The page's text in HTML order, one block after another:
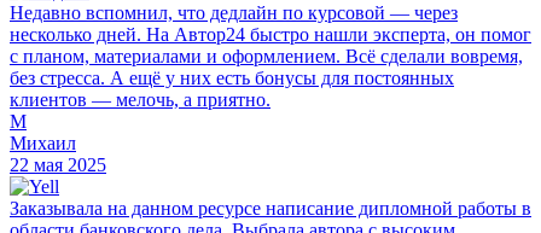
Недавно вспомнил, что дедлайн по курсовой — через
несколько дней. На Автор24 быстро нашли эксперта, он помог
с планом, материалами и оформлением. Всё сделали вовремя,
без стресса. А ещё у них есть бонусы для постоянных
клиентов — мелочь, а приятно.
М
Михаил
22 мая 2025
Заказывала на данном ресурсе написание дипломной работы в